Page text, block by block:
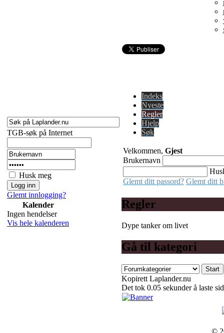
TGB-søk på Internet
Husk meg
Glemt innlogging?
Kalender
Ingen hendelser
Vis hele kalenderen
Indeks
Nyeste
Regler
Hjelp
Søk
Velkommen, Gjest
Brukernavn
Glemt ditt passord? Glemt ditt
Regler
Dype tanker om livet
Gå til kategori
Kopirett Laplander.nu
Det tok 0.05 sekunder å laste
©